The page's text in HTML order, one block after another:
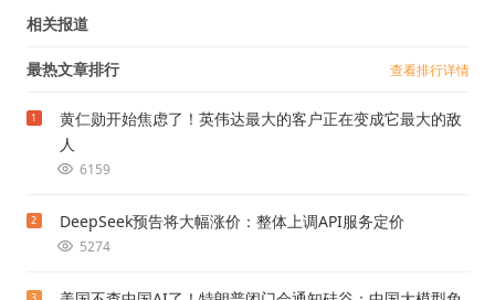
相关报道
最热文章排行 查看排行详情
1
黄仁勋开始焦虑了！英伟达最大的客户正在变成它最大的敌
人
6159
2 DeepSeek预告将大幅涨价：整体上调API服务定价
5274
3